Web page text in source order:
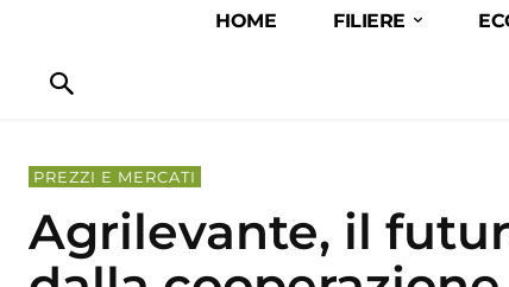
HOME FILIERE
PREZZI E MERCATI
Agrilevante, il